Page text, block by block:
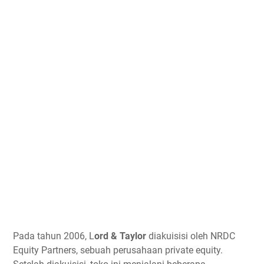
Pada tahun 2006, Lord & Taylor diakuisisi oleh NRDC
Equity Partners, sebuah perusahaan private equity.